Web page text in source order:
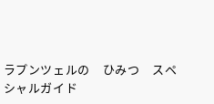
ラプンツェルの ひみつ スペ
シャルガイド